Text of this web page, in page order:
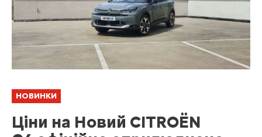
НОВИНКИ
Ціни на Новий CITROËN